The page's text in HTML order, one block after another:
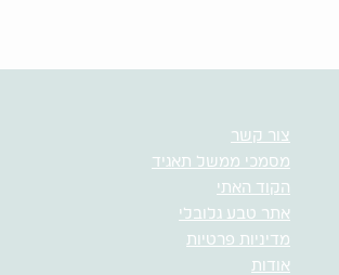
צור קשר
מסמכי ממשל תאגיד
הקוד האתי
אתר טבע גלובלי
מדיניות פרטיות
אודות